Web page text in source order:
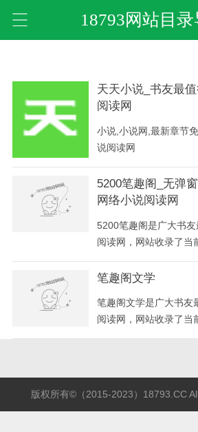
18793网站目
天天小说_书友最
阅读网
小说,小说网,最新章节
说阅读网
5200笔趣阁_无弹
网络小说阅读网
5200笔趣阁是广大书
阅读网，网站收录了当
小说爱好者必备的小说
笔趣阁文学
笔趣阁文学是广大书友
阅读网，网站收录了当
免费提供高质量的小说
版权所有©（2015-2023）18793.CC